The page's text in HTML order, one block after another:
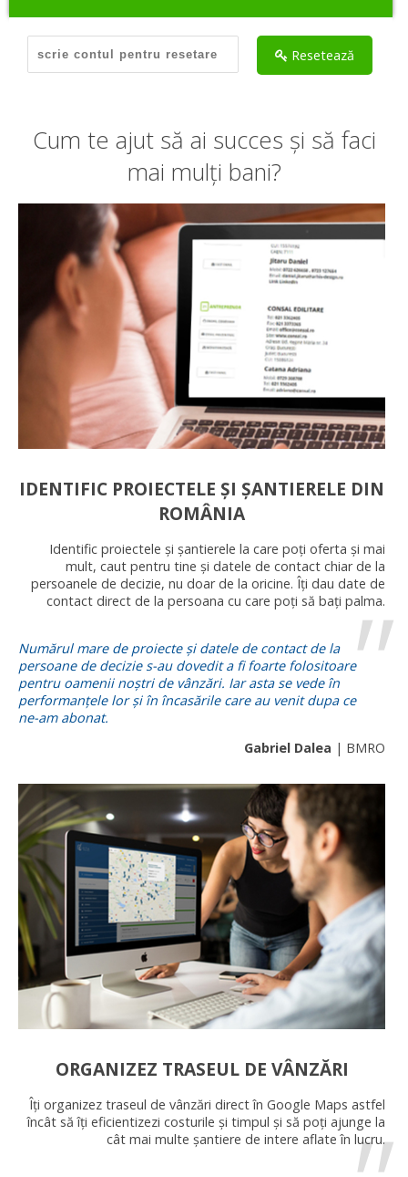
Resetează
Cum te ajut să ai succes și să faci
mai mulți bani?
IDENTIFIC PROIECTELE ȘI ȘANTIERELE DIN
ROMÂNIA
Identific proiectele și șantierele la care poți oferta și mai
mult, caut pentru tine și datele de contact chiar de la
persoanele de decizie, nu doar de la oricine. Îți dau date de
contact direct de la persoana cu care poți să bați palma.
Numărul mare de proiecte și datele de contact de la
persoane de decizie s-au dovedit a fi foarte folositoare
pentru oamenii noștri de vânzări. Iar asta se vede în
performanțele lor și în încasările care au venit dupa ce
ne-am abonat.
Gabriel Dalea | BMRO
ORGANIZEZ TRASEUL DE VÂNZĂRI
Îți organizez traseul de vânzări direct în Google Maps astfel
încât să îți eficientizezi costurile și timpul și să poți ajunge la
cât mai multe șantiere de intere aflate în lucru.